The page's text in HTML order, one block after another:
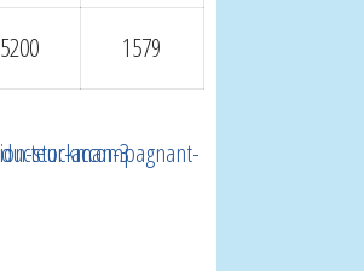
5200 1579